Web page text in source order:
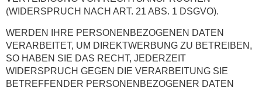
(WIDERSPRUCH NACH ART. 21 ABS. 1 DSGVO).
WERDEN IHRE PERSONENBEZOGENEN DATEN
VERARBEITET, UM DIREKTWERBUNG ZU BETREIBEN,
SO HABEN SIE DAS RECHT, JEDERZEIT
WIDERSPRUCH GEGEN DIE VERARBEITUNG SIE
BETREFFENDER PERSONENBEZOGENER DATEN